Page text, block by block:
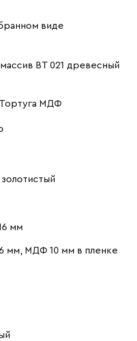
виде
ВТ 021 древесный
МДФ
мм
мм, МДФ 10 мм в пленке